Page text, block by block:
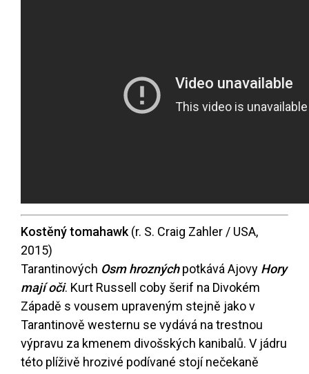
Kostěný tomahawk(r. S. Craig Zahler / USA,
2015)
Tarantinových Osm hroznýchpotkává Ajovy Hory
mají oči. Kurt Russell coby šerif na Divokém
Západě s vousem upraveným stejně jako v
Tarantinově westernu se vydává na trestnou
výpravu za kmenem divošských kanibalů. V jádru
této plíživě hrozivé podívané stojí nečekaně